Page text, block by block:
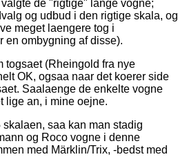
de "rigtige" lange vogne;
og udbud i den rigtige skala, og
meget laengere tog i
en ombygning af disse).
togsaet (Rheingold fra nye
OK, ogsaa naar det koerer side
Saalaenge de enkelte vogne
lige an, i mine oejne.
saa kan man stadig
og Roco vogne i denne
med Märklin/Trix, -bedst med